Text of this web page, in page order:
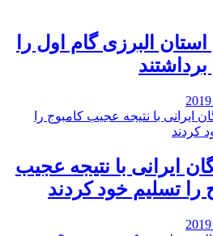
استان البرزی گام اول را
ایرانی با نتیجه عجیب
را تسلیم خود کردند